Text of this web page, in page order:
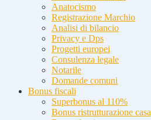
Anatocismo
Registrazione Marchio
Analisi di bilancio
Privacy e Dps
Progetti europei
Consulenza legale
Notarile
Domande comuni
Bonus fiscali
Superbonus al 110%
Bonus ristrutturazione casa